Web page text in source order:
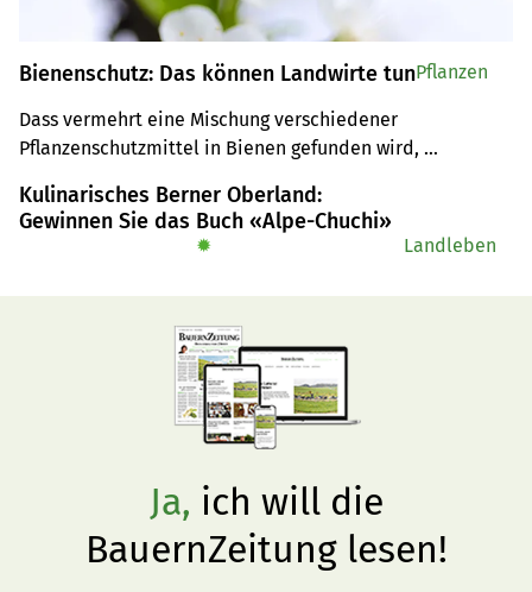
Bienenschutz: Das können Landwirte tun
Dass vermehrt eine Mischung verschiedener
Pflanzenschutzmittel in Bienen gefunden wird,
bis zur Forschung. Was können Landwirte beim
Pflanzen
Kulinarisches Berner Oberland:
Gewinnen Sie das Buch «Alpe-Chuchi»
✹ Landleben
Ja, ich will die
BauernZeitung lesen!